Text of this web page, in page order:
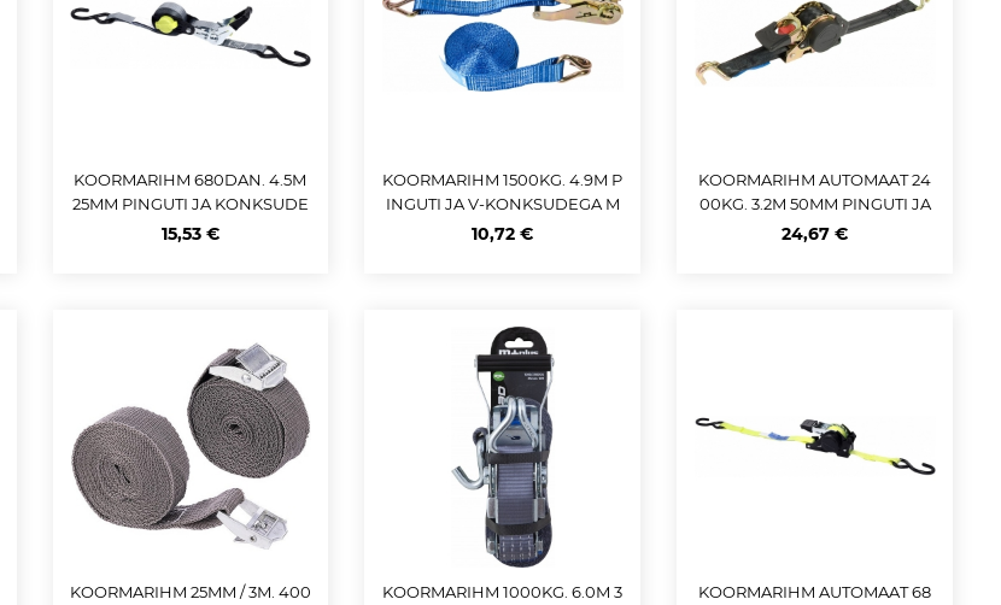
KOORMARIHM 680DAN. 4.5M
25MM PINGUTI JA KONKSUDE
GA CARMOTION
15,53 €
KOORMARIHM 1500KG. 4.9M P
INGUTI JA V-KONKSUDEGA M
+
10,72 €
KOORMARIHM AUTOMAAT 24
00KG. 3.2M 50MM PINGUTI JA
KONKSUDEGA M+
24,67 €
KOORMARIHM 25MM / 3M. 400
KOORMARIHM 1000KG. 6.0M 3
KOORMARIHM AUTOMAAT 68